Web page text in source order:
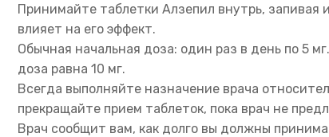
Принимайте таблетки Алзепил внутрь,
влияет на его эффект.
Обычная начальная доза: один раз в день по 5
доза равна 10 мг.
Всегда выполняйте назначение врача
прекращайте прием таблеток, пока врач не
Врач сообщит вам, как долго вы должны